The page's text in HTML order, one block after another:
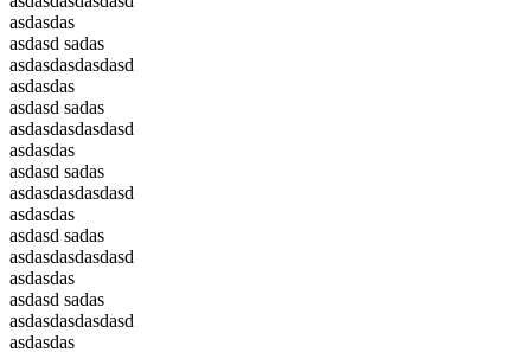
asdasdas
asdasd sadas
asdasdasdasdasd
asdasdas
asdasd sadas
asdasdasdasdasd
asdasdas
asdasd sadas
asdasdasdasdasd
asdasdas
asdasd sadas
asdasdasdasdasd
asdasdas
asdasd sadas
asdasdasdasdasd
asdasdas